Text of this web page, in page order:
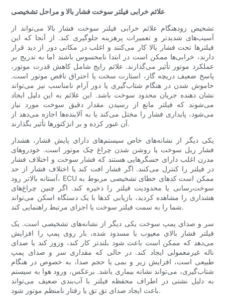
علائم خرابی فیلتر سوخت فشار بالا و مراحل تشخیصی
تشخیص زودهنگام علائم خرابی فیلتر سوخت فشار بالا می‌تواند از
آسیب‌های شدیدتر و تعمیرات پرهزینه جلوگیری کند. از آنجا که این
فیلترها تحت فشار بالا کار می‌کنند و اغلب در مکانی دور از دید قرار
دارند، خرابی‌ها ممکن است در ابتدا نامحسوس باشند اما به تدریج بر
عملکرد موتور تأثیر می‌گذارند. علائم رایج شامل کاهش قدرت موتور،
پاسخ ضعیف دریچه گاز، استارت سخت یا احتراق ناقص موتور است.
خاموش شدن در هنگام شتاب‌گیری یا دور آرام نامناسب نیز می‌تواند
نشان دهنده جریان محدود سوخت باشد. این علائم به این دلیل ایجاد
می‌شوند که فیلتر مانع از رسیدن مقدار دقیق سوخت مورد نیاز
می‌شود، پایداری فشار را مختل می‌کند یا به آلاینده‌ها اجازه می‌دهد از
آن عبور کرده و بر انژکتورها تأثیر بگذارند.
یکی دیگر از نشانه‌های خاص سیستم‌های دارای پایش فشار، هشدار
فشار ریل سوخت یا روشن شدن چراغ چک موتور است. خودروهای
مدرن اغلب دارای حسگرهایی هستند که فشار سوخت و اختلاف فشار
در فیلتر را کنترل می‌کنند. اگر فشار افت کند یا اختلاف فشار از حد
آستانه بالاتر رود، ECU ممکن است کدهای خطای تشخیصی مربوط به
سوخت‌رسانی یا محدودیت فیلتر را ذخیره کند. اگر چنین چراغ‌های
هشداری را مشاهده کردید، بازیابی کدها با یک دستگاه اسکن می‌تواند
شما را به سمت فیلتر سوخت یا اجزای مرتبط راهنمایی کند.
سر و صدای پمپ سوخت یکی دیگر از نشانه‌های تشخیصی است. یک
فیلتر فشار بالای معیوب یا مسدود شده، بار روی پمپ را افزایش
می‌دهد که ممکن است باعث شود بلندتر کار کند، وزوز کند یا صدای
ناله غیرمعمولی ایجاد کند. در حالی که مقداری سر و صدای پمپ
طبیعی است، افزایش زیر و بمی یا حجم صدا، به خصوص در هنگام
شتاب‌گیری، می‌تواند نشانه بیماری باشد. برعکس، ورود هوا به سیستم
به دلیل نشتی در اطراف محفظه فیلتر با آب‌بندی ضعیف می‌تواند
باعث ایجاد صدای تق تق یا رفتار نامنظم موتور شود.